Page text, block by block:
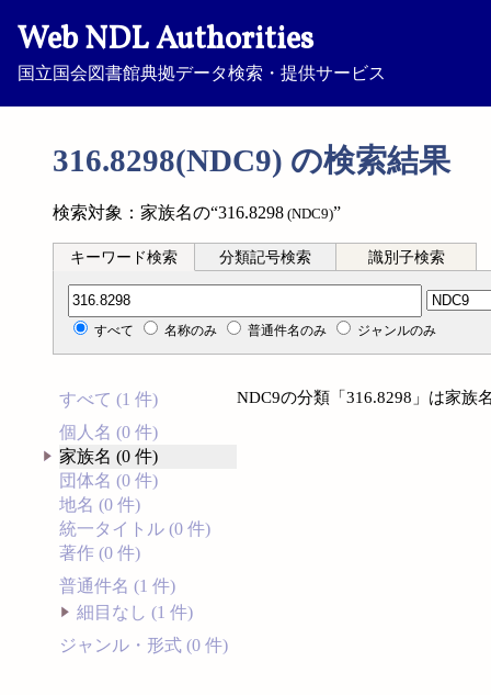
Web NDL Authorities
国立国会図書館典拠データ検索・提供サービス
316.8298(NDC9) の検索結果
検索対象：家族名の“316.8298 (NDC9)”
キーワード検索 分類記号検索 識別子検索
分類記号検索
すべて 名称のみ 普通件名のみ ジャンルのみ
すべて (1 件)
個人名 (0 件)
家族名 (0 件)
団体名 (0 件)
地名 (0 件)
統一タイトル (0 件)
著作 (0 件)
普通件名 (1 件)
細目なし (1 件)
ジャンル・形式 (0 件)
NDC9の分類「316.8298」は家族